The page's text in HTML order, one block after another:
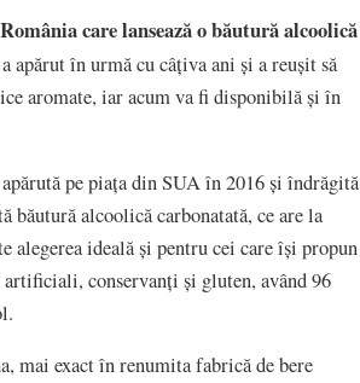
care lansează o băutură alcoolică
apărut în urmă cu câțiva ani și a reușit să
aromate, iar acum va fi disponibilă și în
pe piața din SUA în 2016 și îndrăgită
băutură alcoolică carbonatată, ce are la
alegerea ideală și pentru cei care își propun
conservanți și gluten, având 96
mai exact în renumita fabrică de bere